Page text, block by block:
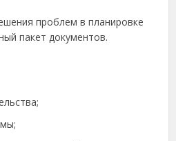
проблем в планировке
пакет документов.